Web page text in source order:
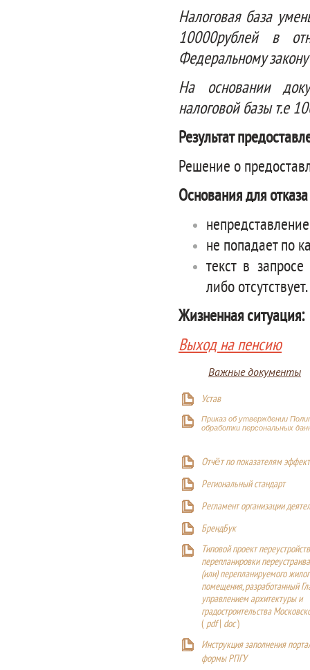
Налоговая база
10000рублей в
Федеральному
На основании
налоговой базы т.е
Результат
Решение о
Основания для
не попадает по
текст в
либо отсутствует.
Жизненная ситуация:
Выход на пенсию
Важные документы
Устав
Приказ об утверждении
обработки персональных
Отчёт по показателям
Региональный стандарт
Регламент организации
БрендБук
Типовой проект
перепланировки
(или) перепланируемого
помещения, разработанный
управлением архитектуры и
градостроительства
(pdf| doc)
Инструкция заполнения
формы РПГУ